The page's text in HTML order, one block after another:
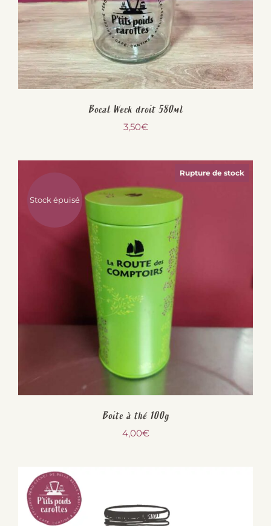
Bocal Weck droit 580ml
3,50€
Stock épuisé
Rupture de stock
Boite à thé 100g
4,00€